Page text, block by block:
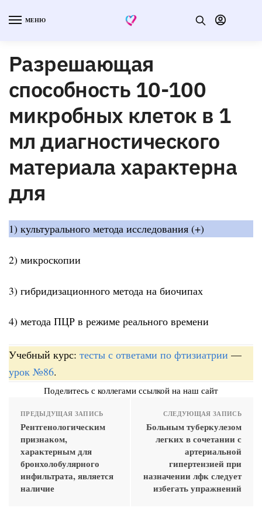
МЕНЮ
Разрешающая
способность 10-100
микробных клеток в 1
мл диагностического
материала характерна
для
1) культурального метода исследования (+)
2) микроскопии
3) гибридизационного метода на биочипах
4) метода ПЦР в режиме реального времени
Учебный курс: тесты с ответами по фтизиатрии —
урок №86.
Поделитесь с коллегами ссылкой на наш сайт
ПРЕДЫДУЩАЯ ЗАПИСЬ
Рентгенологическим
признаком,
характерным для
бронхолобулярного
инфильтрата, является
наличие
СЛЕДУЮЩАЯ ЗАПИСЬ
Больным туберкулезом
легких в сочетании с
артериальной
гипертензией при
назначении лфк следует
избегать упражнений